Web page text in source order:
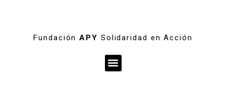
Fundación APY Solidaridad en Acción
Menú